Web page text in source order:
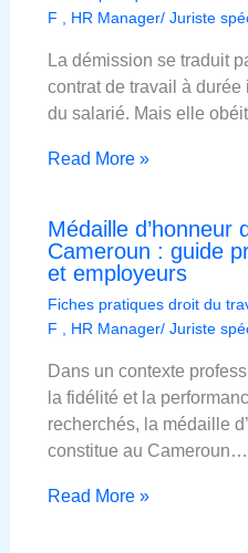
F , HR Manager/ Juriste
La démission se traduit
contrat de travail à durée
du salarié. Mais elle
Read More »
Médaille d’honneur
Cameroun : guide
et employeurs
Fiches pratiques droit du
F , HR Manager/ Juriste
Dans un contexte
la fidélité et la
recherchés, la médaille
constitue au Cameroun…
Read More »